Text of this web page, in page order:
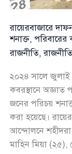
রায়েরবাজারে
শনাক্ত, পরিবারের
রাজনীতি,
২০২৪ সালে জুলাই
কবরস্থানে অজ্ঞাত
জনের পরিচয়
করা হয়েছে।
আন্দোলনে
মাহিন মিয়া (২৫),